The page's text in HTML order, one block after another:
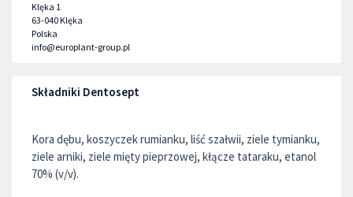
Klęka 1
63-040Klęka
Polska
info@europlant-group.pl
Składniki Dentosept
Kora dębu, koszyczek rumianku, liść szałwii, ziele tymianku,
ziele arniki, ziele mięty pieprzowej, kłącze tataraku, etanol
70% (v/v)​.